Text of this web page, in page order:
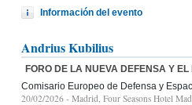
Información del evento
Andrius Kubilius
FORO DE LA NUEVA DEFENSA Y EL
Comisario Europeo de Defensa y
20/02/2026 - Madrid, Four Seasons Hotel